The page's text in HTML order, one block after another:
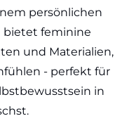
persönlichen
bietet feminine
und Materialien,
- perfekt für
in